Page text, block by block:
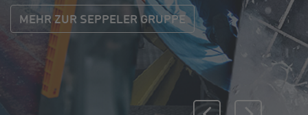
MEHR ZUR SEPPELER GRUPPE